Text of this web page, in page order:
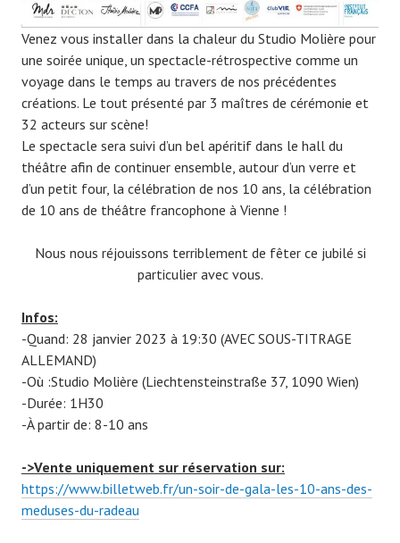
Venez vous installer dans la chaleur du Studio Molière pour
une soirée unique, un spectacle-rétrospective comme un
voyage dans le temps au travers de nos précédentes
créations. Le tout présenté par 3 maîtres de cérémonie et
32 acteurs sur scène!
Le spectacle sera suivi d’un bel apéritif dans le hall du
théâtre afin de continuer ensemble, autour d’un verre et
d’un petit four, la célébration de nos 10 ans, la célébration
de 10 ans de théâtre francophone à Vienne !
Nous nous réjouissons terriblement de fêter ce jubilé si
particulier avec vous.
Infos:
-Quand: 28 janvier 2023 à 19:30 (AVEC SOUS-TITRAGE
ALLEMAND)
-Où :Studio Molière (Liechtensteinstraße 37, 1090 Wien)
-Durée: 1H30
-À partir de: 8-10 ans
->Vente uniquement sur réservation sur:
https://www.billetweb.fr/un-soir-de-gala-les-10-ans-des-
meduses-du-radeau